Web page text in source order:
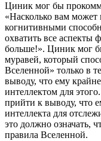
Циник мог бы
«Насколько вам
когнитивными
охватить все аспекты
больше!». Циник мог
муравей, который
Вселенной» только в
выводу, что ему
интеллектом для
прийти к выводу, что
интеллекта для
это должно означать,
правила Вселенной.